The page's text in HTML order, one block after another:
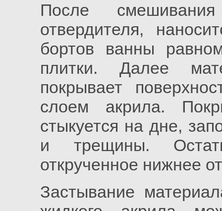
После
отвердителя,
бортов ванны
плитки. Далее
покрывает
слоем акрила.
стыкуется на дне,
и трещины.
открученное нижнее
Застывание